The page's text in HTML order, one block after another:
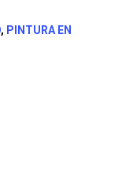
, PINTURA EN